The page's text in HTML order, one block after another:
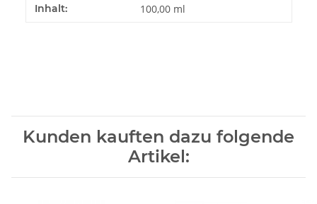
Produkteigenschaft
Wert
Inhalt: 100,00 ml
Kunden kauften dazu folgende
Artikel: